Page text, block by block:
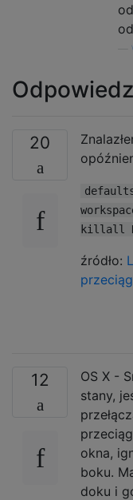
20
killall
źródło:
12
OS X -
stany,
okna,
boku.
doku i